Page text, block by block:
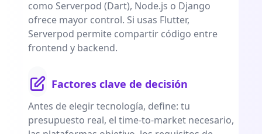
como Serverpod (Dart), Node.js o Django
ofrece mayor control. Si usas Flutter,
Serverpod permite compartir código entre
frontend y backend.
Factores clave de decisión
Antes de elegir tecnología, define: tu
presupuesto real, el time-to-market necesario,